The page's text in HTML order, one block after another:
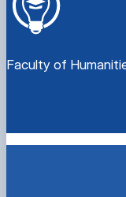
Faculty of